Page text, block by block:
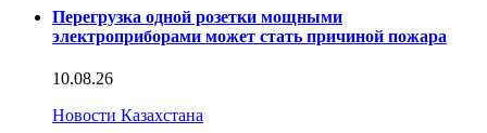
Перегрузка одной розетки мощными
электроприборами может стать причиной пожара
10.08.26
Новости Казахстана